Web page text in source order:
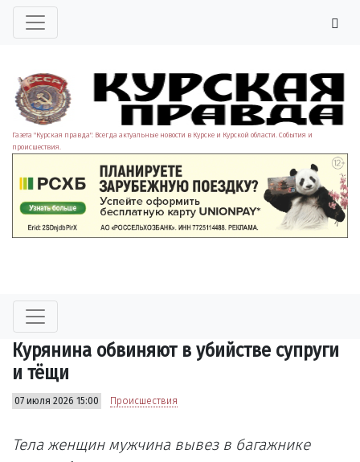
Газета "Курская правда". Всегда актуальные новости в Курске и Курской области. События и
происшествия.
Курянина обвиняют в убийстве супруги
и тёщи
07 июля 2026 15:00 Происшествия
Тела женщин мужчина вывез в багажнике